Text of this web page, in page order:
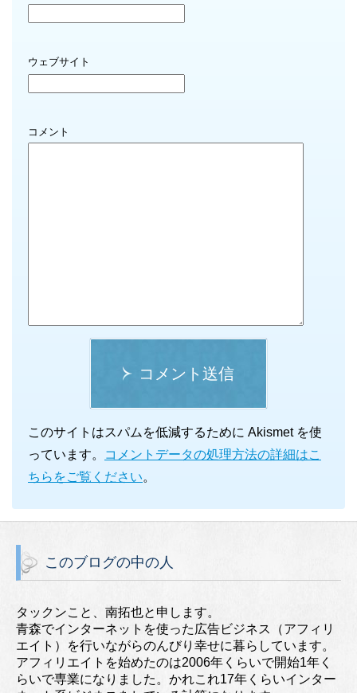
ウェブサイト
コメント
コメント送信
このサイトはスパムを低減するために Akismet を使
っています。
コメントデータの処理方法の詳細はこ
ちらをご覧ください。
このブログの中の人
タックンこと、南拓也と申します。
青森でインターネットを使った広告ビジネス（アフィリ
エイト）を行いながらのんびり幸せに暮らしています。
アフィリエイトを始めたのは2006年くらいで開始1年く
らいで専業になりました。かれこれ17年くらいインター